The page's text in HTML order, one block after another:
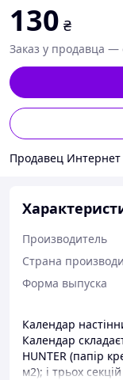
130 ₴
Заказ у продавца —
Продавец Интернет
Производитель
Страна
Форма выпуска
Календар
Календар
HUNTER (папір
м2); і трьох